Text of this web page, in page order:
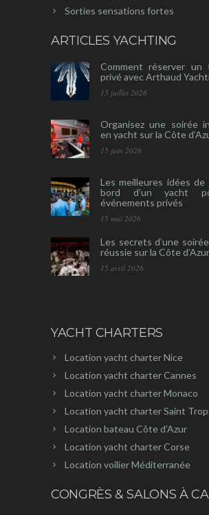
Sorties sensations fortes
ARTICLES YACHTING
Comment réserver un
privé avec Arthaud
15 juillet 2026
Organisez une soirée
en yacht sur la Côte
15 juin 2026
Les meilleures idées de
bord d’un yacht
événements privés
15 mai 2026
Les secrets d’une
réussie sur la Côte d’Azur
15 avril 2026
YACHT CHARTERS
Location yacht charter Nice
Location yacht charter Cannes
Location yacht charter Monaco
Location yacht charter Saint
Location bateau Côte d’Azur
Location yacht charter Corse
Location voilier Méditerranée
CONGRÈS & SALONS À